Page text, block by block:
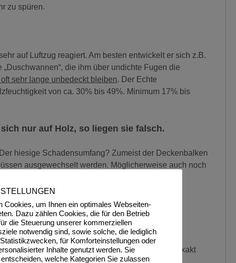
zu spüren.
auf Luftzug reagiert. Am besten entwickelt er sich z.B.
die ihm über undichte Fugen die
sehr lange unbedeckt bleiben. Der Echte
von ca. 30% bis 49%. Minimum 17% bis
nur auf Holz, so liegen sie falsch.
hiesige Schadensumfang? Zumeist der Deckenbalken
ausgewechselt werden. Möglicherweise auch noch
der notwendigen Maßnahme habe ich einem
er dann über seine Eintrittspflicht, also
oder auch –raum lässt sich nicht exakt
Cookies, um Ihnen ein optimales Webseiten-
Dazu zählen Cookies, die für den Betrieb
die Steuerung unserer kommerziellen
notwendig sind, sowie solche, die lediglich
für Komforteinstellungen oder
Inhalte genutzt werden. Sie
welche Kategorien Sie zulassen